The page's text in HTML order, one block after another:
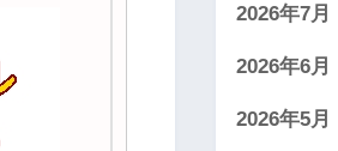
2026年7月
2026年6月
2026年5月